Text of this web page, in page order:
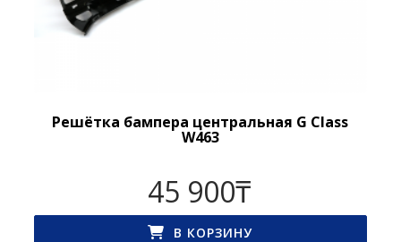
Решётка бампера центральная G Class
W463
45 900₸
В КОРЗИНУ